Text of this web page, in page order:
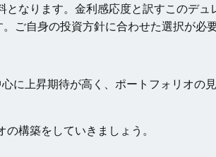
なります。金利感応度と訳すこのデュ
ご自身の投資方針に合わせた選択が必要
に上昇期待が高く、ポートフォリオの
構築をしていきましょう。